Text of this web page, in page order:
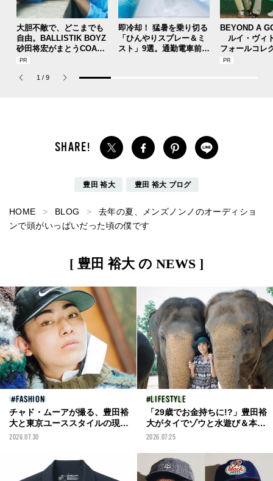
大胆不敵で、どこまでも
自由。BALLISTIK BOYZ
砂田将宏がまとうCOACH
の新作フレグランス「コ
パルファム」
即冷却！ 猛暑を乗り切る
「ひんやりスプレー＆ミ
スト」9選。通勤電車前、
BEYOND A
ルイ・ヴィ
フォールコレ
描くプレッピ
1 / 9
豊田 裕大 豊田 裕大 ブログ
HOME BLOG
去年の夏、メンズノンノのオーディショ
ンで頭がいっぱいだった頃の僕です
[ 豊田 裕大 の NEWS ]
FASHION
チャド・ムーアが撮る、豊田裕
大と東京ユーススタイルの現在
形
2026.07.30
LIFESTYLE
「29歳でお金持ちに!?」豊田裕
大がタイでゾウと水遊び＆本格
占いに挑む！【toyomeki
2026.07.25